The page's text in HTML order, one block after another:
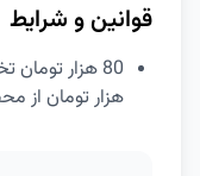
قوانین و شرایط
هزار تومان از